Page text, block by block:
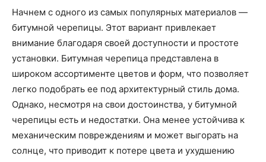
Начнем с одного из самых популярных материалов —
битумной черепицы. Этот вариант привлекает
внимание благодаря своей доступности и простоте
установки. Битумная черепица представлена в
широком ассортименте цветов и форм, что позволяет
легко подобрать ее под архитектурный стиль дома.
Однако, несмотря на свои достоинства, у битумной
черепицы есть и недостатки. Она менее устойчива к
механическим повреждениям и может выгорать на
солнце, что приводит к потере цвета и ухудшению